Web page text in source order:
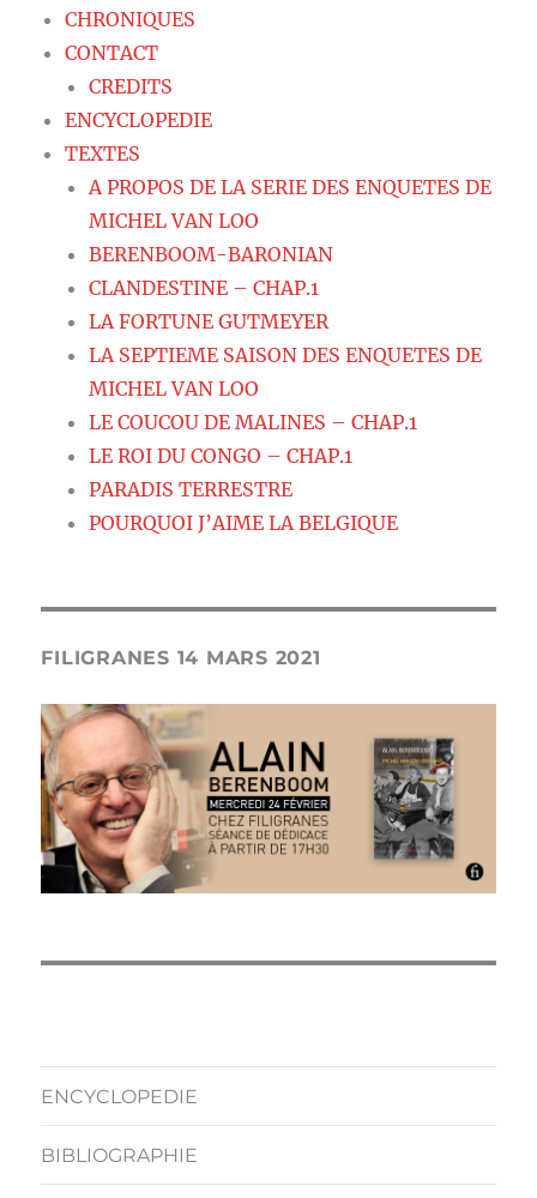
CHRONIQUES
CONTACT
CREDITS
ENCYCLOPEDIE
TEXTES
A PROPOS DE LA SERIE DES ENQUETES DE
MICHEL VAN LOO
BERENBOOM-BARONIAN
CLANDESTINE – CHAP.1
LA FORTUNE GUTMEYER
LA SEPTIEME SAISON DES ENQUETES DE
MICHEL VAN LOO
LE COUCOU DE MALINES – CHAP.1
LE ROI DU CONGO – CHAP.1
PARADIS TERRESTRE
POURQUOI J’AIME LA BELGIQUE
FILIGRANES 14 MARS 2021
ENCYCLOPEDIE
BIBLIOGRAPHIE